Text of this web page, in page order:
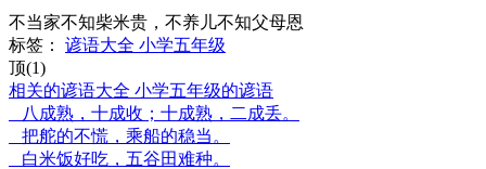
不当家不知柴米贵，不养儿不知父母恩
标签：
谚语大全 小学五年级
顶(1)
相关的谚语大全 小学五年级的谚语
八成熟，十成收；十成熟，二成丢。
把舵的不慌，乘船的稳当。
白米饭好吃，五谷田难种。